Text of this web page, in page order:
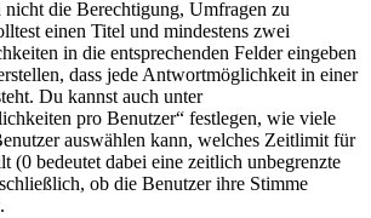
die Berechtigung, Umfragen zu
einen Titel und mindestens zwei
in die entsprechenden Felder eingeben
dass jede Antwortmöglichkeit in einer
Du kannst auch unter
pro Benutzer“ festlegen, wie viele
auswählen kann, welches Zeitlimit für
(0 bedeutet dabei eine zeitlich unbegrenzte
ob die Benutzer ihre Stimme